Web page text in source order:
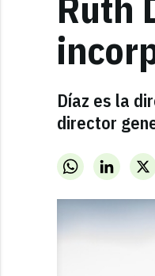
Díaz es la
director
WhatsApp